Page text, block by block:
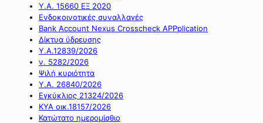
Υ.Α. 15660 ΕΞ 2020
Ενδοκοινοτικές συναλλαγές
Bank Account Nexus Crosscheck APPplication
Δίκτυα ύδρευσης
Υ.Α.12839/2026
ν. 5282/2026
Ψιλή κυριότητα
Υ.Α. 26840/2026
Εγκύκλιος 21324/2026
ΚΥΑ οικ.18157/2026
Κατώτατο ημερομίσθιο